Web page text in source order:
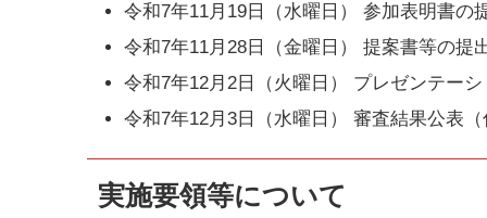
令和7年11月19日（水曜日） 参加表明書の
令和7年11月28日（金曜日） 提案書等の提
令和7年12月2日（火曜日） プレゼンテー
令和7年12月3日（水曜日） 審査結果公表
実施要領等について